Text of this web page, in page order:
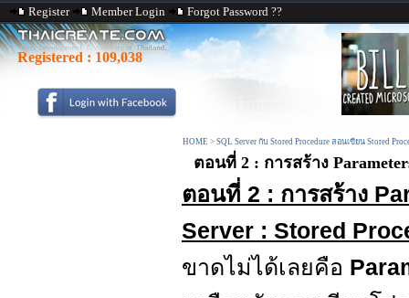
Register Member Login Forgot Password ??
Registered : 109,038
HOME > SQL Server กับ Stored Procedure สอนเขียน Stored
ตอนที่ 2 : การสร้าง
ตอนที่ 2 : การสร้าง
Server : Stored
ขาดไม่ได้เลยคือ